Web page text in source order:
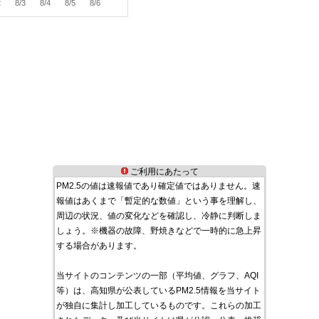
8/3 8/4 8/5 8/6
ご利用にあたって
PM2.5の値は速報値であり確定値ではありません。速
報値はあくまで「暫定的な数値」という事を理解し、
周辺の状況、値の変化などを確認し、冷静に判断しま
しょう。※機器の故障、野焼きなどで一時的に急上昇
する場合があります。
当サイトのコンテンツの一部（平均値、グラフ、AQI
等）は、高知県が公表しているPM2.5情報を当サイト
が独自に集計し加工しているものです。これらの加工